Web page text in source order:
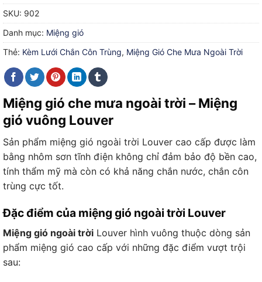
SKU: 902
Danh mục: Miệng gió
Thẻ: Kèm Lưới Chắn Côn Trùng, Miệng Gió Che Mưa Ngoài Trời
Miệng gió che mưa ngoài trời – Miệng
gió vuông Louver
Sản phẩm miệng gió ngoài trời Louver cao cấp được làm
bằng nhôm sơn tĩnh điện không chỉ đảm bảo độ bền cao,
tính thẩm mỹ mà còn có khả năng chắn nước, chắn côn
trùng cực tốt.
Đặc điểm của miệng gió ngoài trời Louver
Miệng gió ngoài trời Louver hình vuông thuộc dòng sản
phẩm miệng gió cao cấp với những đặc điểm vượt trội
sau: